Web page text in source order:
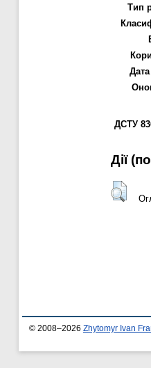
Тип
ДСТУ
Дії
© 2008–2026 Zhytomyr Ivan